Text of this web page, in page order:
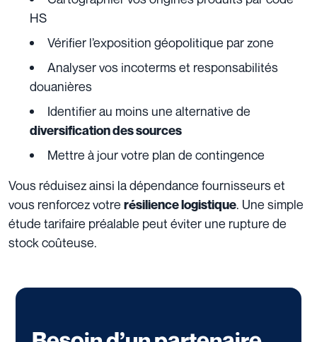
HS
Vérifier l’exposition géopolitique par zone
Analyser vos incoterms et responsabilités
douanières
Identifier au moins une alternative de
diversification des sources
Mettre à jour votre plan de contingence
Vous réduisez ainsi la dépendance fournisseurs et
vous renforcez votre résilience logistique. Une simple
étude tarifaire préalable peut éviter une rupture de
stock coûteuse.